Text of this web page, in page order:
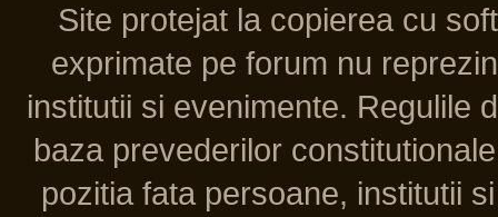
Site protejat la copierea cu
exprimate pe forum nu
institutii si evenimente. Regulile
baza prevederilor
pozitia fata persoane, institutii